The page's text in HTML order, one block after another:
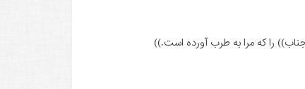
را که مرا به طرب آورده است.))